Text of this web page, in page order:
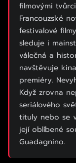
filmovými
Francouzské
festivalové
sleduje i
válečná a
navštěvuje
premiéry.
Když zrovna
seriálového
tituly nebo se
její oblíbené
Guadagnino.